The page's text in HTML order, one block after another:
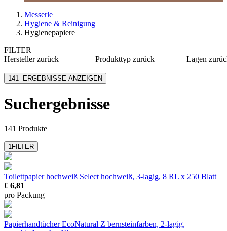
Messerle
Hygiene & Reinigung
Hygienepapiere
FILTER
Herstellerzurück
Fripa
Kimberly-Clark
Lucart Professional
Produkttyp zurück
Papierhandtücher
Lagen
141 ERGEBNISSE ANZEIGEN
Suchergebnisse
141 Produkte
1FILTER
Toilettpapier hochweiß Select hochweiß, 3-lagig, 8 RL x 250 Blatt
€ 6,81
pro Packung
Papierhandtücher EcoNatural Z bernsteinfarben, 2-lagig,